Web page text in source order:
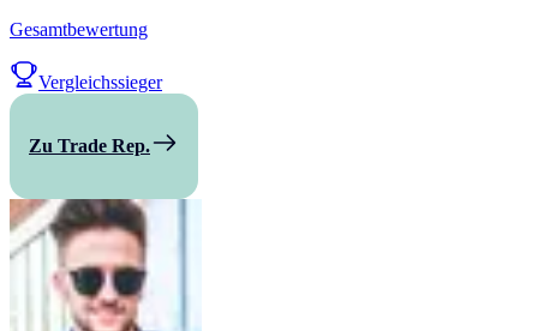
Gesamtbewertung
Vergleichssieger
Zu Trade Rep.